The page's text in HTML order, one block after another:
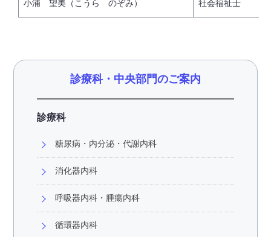
小浦 望美（こうら のぞみ） 社会福祉士
診療科・中央部門のご案内
診療科
糖尿病・内分泌・代謝内科
消化器内科
呼吸器内科・腫瘍内科
循環器内科